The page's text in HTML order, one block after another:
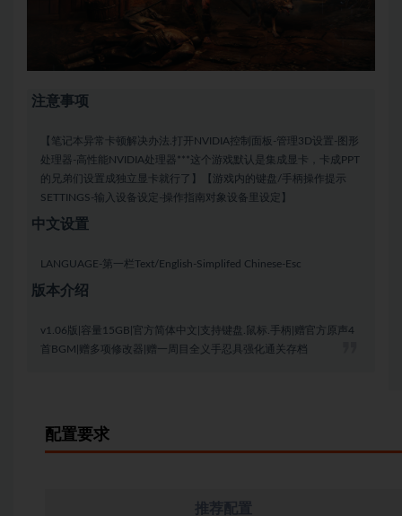
注意事项
【笔记本异常卡顿解决办法.打开NVIDIA控制面板-管理3D设置-图形
处理器-高性能NVIDIA处理器***这个游戏默认是集成显卡，卡成PPT
的兄弟们设置成独立显卡就行了】【游戏内的键盘/手柄操作提示
SETTINGS-输入设备设定-操作指南对象设备里设定】
中文设置
LANGUAGE-第一栏Text/English-Simplifed Chinese-Esc
版本介绍
v1.06版|容量15GB|官方简体中文|支持键盘.鼠标.手柄|赠官方原声4
首BGM|赠多项修改器|赠一周目全义手忍具强化通关存档
配置要求
推荐配置